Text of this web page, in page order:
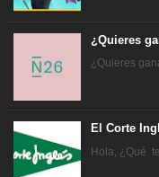
¿Quieres
¿Quieres
El Corte
Hola, ¿Qué te